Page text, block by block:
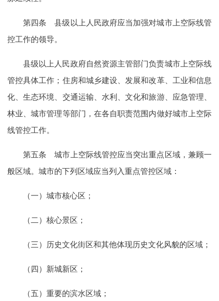
第四条 县级以上人民政府应当加强对城市上空际线管
控工作的领导。
县级以上人民政府自然资源主管部门负责城市上空际线
管控具体工作；住房和城乡建设、发展和改革、工业和信息
化、生态环境、交通运输、水利、文化和旅游、应急管理、
林业、城市管理等部门，在各自职责范围内做好城市上空际
线管控工作。
第五条 城市上空际线管控应当突出重点区域，兼顾一
般区域。城市的下列区域应当列入重点管控区域：
（一）城市核心区；
（二）核心景区；
（三）历史文化街区和其他体现历史文化风貌的区域；
（四）新城新区；
（五）重要的滨水区域；